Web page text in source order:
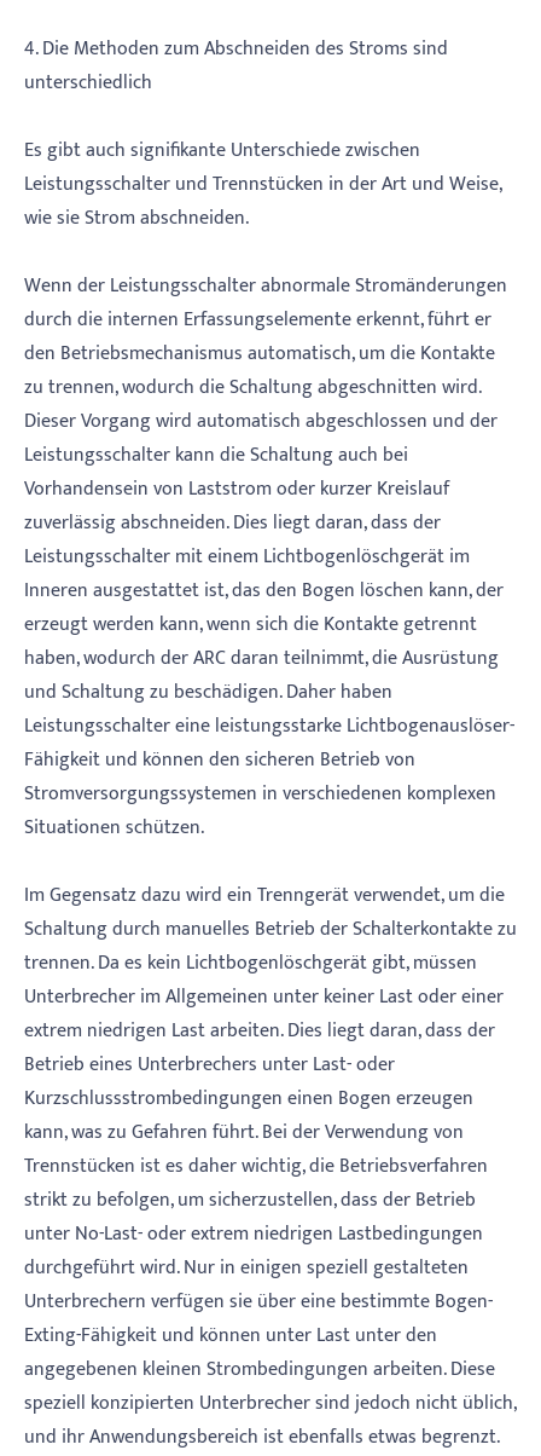
4. Die Methoden zum Abschneiden des Stroms sind
unterschiedlich
Es gibt auch signifikante Unterschiede zwischen
Leistungsschalter und Trennstücken in der Art und Weise,
wie sie Strom abschneiden.
Wenn der Leistungsschalter abnormale Stromänderungen
durch die internen Erfassungselemente erkennt, führt er
den Betriebsmechanismus automatisch, um die Kontakte
zu trennen, wodurch die Schaltung abgeschnitten wird.
Dieser Vorgang wird automatisch abgeschlossen und der
Leistungsschalter kann die Schaltung auch bei
Vorhandensein von Laststrom oder kurzer Kreislauf
zuverlässig abschneiden. Dies liegt daran, dass der
Leistungsschalter mit einem Lichtbogenlöschgerät im
Inneren ausgestattet ist, das den Bogen löschen kann, der
erzeugt werden kann, wenn sich die Kontakte getrennt
haben, wodurch der ARC daran teilnimmt, die Ausrüstung
und Schaltung zu beschädigen. Daher haben
Leistungsschalter eine leistungsstarke Lichtbogenauslöser-
Fähigkeit und können den sicheren Betrieb von
Stromversorgungssystemen in verschiedenen komplexen
Situationen schützen.
Im Gegensatz dazu wird ein Trenngerät verwendet, um die
Schaltung durch manuelles Betrieb der Schalterkontakte zu
trennen. Da es kein Lichtbogenlöschgerät gibt, müssen
Unterbrecher im Allgemeinen unter keiner Last oder einer
extrem niedrigen Last arbeiten. Dies liegt daran, dass der
Betrieb eines Unterbrechers unter Last- oder
Kurzschlussstrombedingungen einen Bogen erzeugen
kann, was zu Gefahren führt. Bei der Verwendung von
Trennstücken ist es daher wichtig, die Betriebsverfahren
strikt zu befolgen, um sicherzustellen, dass der Betrieb
unter No-Last- oder extrem niedrigen Lastbedingungen
durchgeführt wird. Nur in einigen speziell gestalteten
Unterbrechern verfügen sie über eine bestimmte Bogen-
Exting-Fähigkeit und können unter Last unter den
angegebenen kleinen Strombedingungen arbeiten. Diese
speziell konzipierten Unterbrecher sind jedoch nicht üblich,
und ihr Anwendungsbereich ist ebenfalls etwas begrenzt.